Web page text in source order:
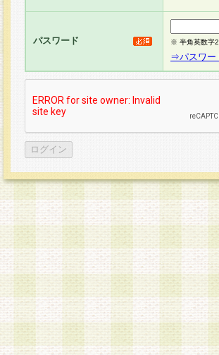
パスワード ※ 半角英数字
⇒パスワー